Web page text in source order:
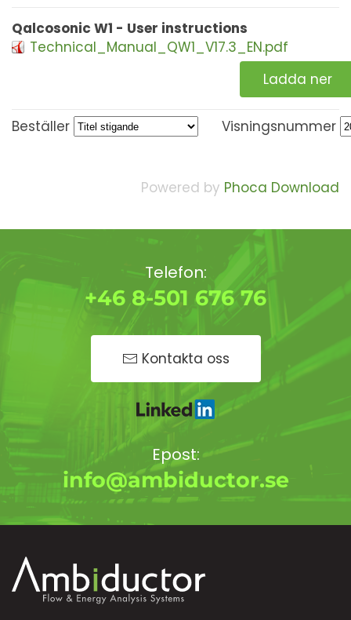
Qalcosonic W1 - User instructions
Technical_Manual_QW1_V17.3_EN.pdf
Ladda ner
Beställer Visningsnummer
Powered by Phoca Download
Telefon:
+46 8-501 676 76
Kontakta oss
Epost:
info@ambiductor.se